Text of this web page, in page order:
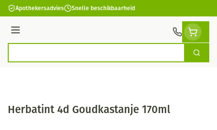
Ga naar de inhoud
Apothekersadvies Snelle beschikbaarheid
Menu
Zoek
Herbatint 4d Goudkastanje 170ml